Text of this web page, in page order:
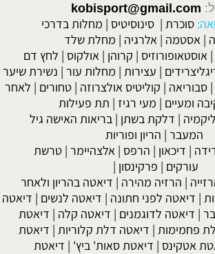
kobisport@gmail.com
סוכרת | סינוסיטיס | מחלות בדרכי
| אסטמה | אלרגיה | מחלת שלד
| אוסטאופורוזיס | קרוהן | אולקוס | לחץ דם
| עצירות | מחלות עור | נשירת שיער
|סבוריאה | קוליטיס אולצרוזה |טחורים | לאחר
ומעיים | מעי רגיז | תת פעילות
| דלקת בשתן | בריאות האישה גיל
המעבר | הריון ופוריות
| דיכאון | הרפס | אלצהיימר |טרשת
עורקים | פרקינסון |
| הרזיה מהירה | דיאטה בהריון ולאחר
| דיאטה לפני חתונה | דיאטה לנשים | דיאטה
| דיאטה לדוגמנים | דיאטה קלה | דיאטת
פחמימות | דיאטה דלת קלוריות | דיאטת
אטקינס | דיאטת סאות' ביץ' | דיאטת